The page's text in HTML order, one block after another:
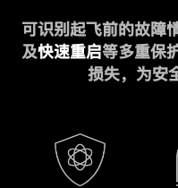
可识别起飞前的故障
及快速重启等多重保
损失，为安